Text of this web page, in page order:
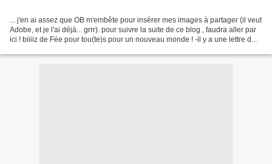
... j'en ai assez que OB m'embête pour insérer mes images à partager (il veut
Adobe, et je l'ai déjà... grrr). pour suivre la suite de ce blog , faudra aller par
ici ! biiiiz de Fée pour tou(te)s pour un nouveau monde ! -il y a une lettre de